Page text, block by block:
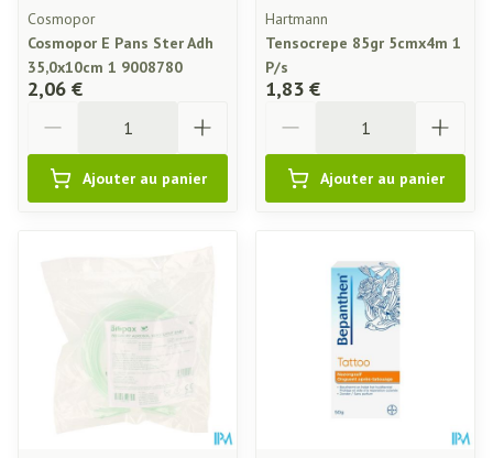
Cosmopor
Cosmopor E Pans Ster Adh
35,0x10cm 1 9008780
2,06 €
Ajouter au panier
Hartmann
Tensocrepe 85gr 5cmx4m 1
P/s
1,83 €
Ajouter au panier